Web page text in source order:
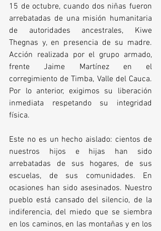
15 de octubre, cuando dos niñas fueron
arrebatadas de una misión humanitaria
de autoridades ancestrales, Kiwe
Thegnas y, en presencia de su madre.
Acción realizada por el grupo armado,
frente Jaime Martínez en el
corregimiento de Timba, Valle del Cauca.
Por lo anterior, exigimos su liberación
inmediata respetando su integridad
física.
Este no es un hecho aislado: cientos de
nuestros hijos e hijas han sido
arrebatadas de sus hogares, de sus
escuelas, de sus comunidades. En
ocasiones han sido asesinados. Nuestro
pueblo está cansado del silencio, de la
indiferencia, del miedo que se siembra
en los caminos, en las montañas y en los